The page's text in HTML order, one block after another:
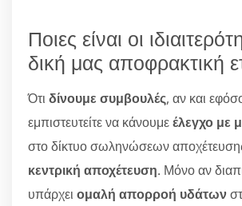
Ποιες είναι οι
δική μας αποφρακτική
Ότι δίνουμε συμβουλές, αν και
εμπιστευτείτε να κάνουμεέλεγχο με
στο δίκτυο σωληνώσεων
κεντρική αποχέτευση. Μόνο αν
υπάρχει ομαλή απορροή υδάτων